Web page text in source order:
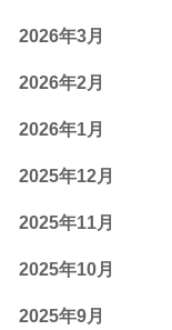
2026年3月
2026年2月
2026年1月
2025年12月
2025年11月
2025年10月
2025年9月